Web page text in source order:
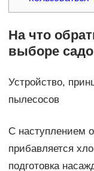
На что
выборе
Устройство,
пылесосов
С наступлением
прибавляется
подготовка